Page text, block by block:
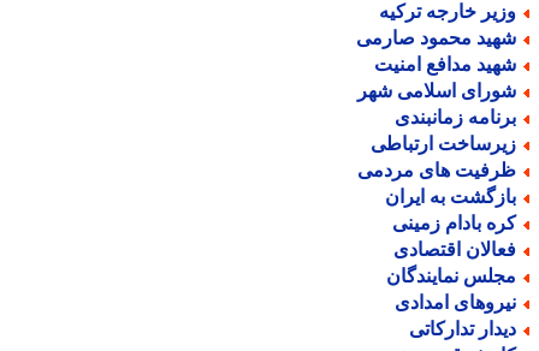
خارجه ترکیه
محمود صارمی
مدافع امنیت
اسلامی شهر
زمانبندی
ارتباطی
های مردمی
به ایران
بادام زمینی
اقتصادی
نمایندگان
امدادی
تدارکاتی